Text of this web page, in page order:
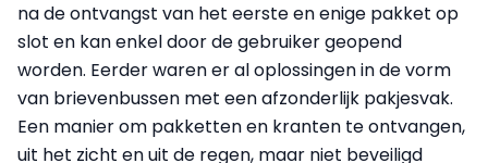
na de ontvangst van het eerste en enige pakket op
slot en kan enkel door de gebruiker geopend
worden. Eerder waren er al oplossingen in de vorm
van brievenbussen met een afzonderlijk pakjesvak.
Een manier om pakketten en kranten te ontvangen,
uit het zicht en uit de regen, maar niet beveiligd